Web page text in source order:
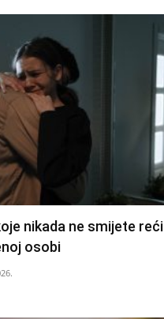
nikada ne smijete reći
osobi